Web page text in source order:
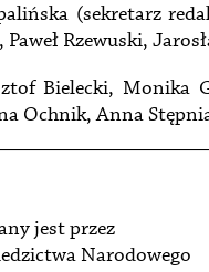
(sekretarz
Rzewuski,
Bielecki, Monika
Ochnik, Anna
jest przez
Narodowego